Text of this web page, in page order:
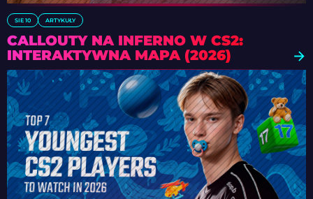
SIE 10 ARTYKUŁY
CALLOUTY NA INFERNO W CS2:
INTERAKTYWNA MAPA (2026)